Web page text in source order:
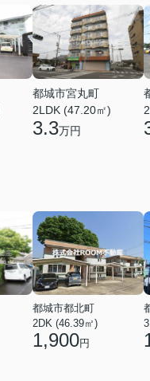
都城市宮丸町
2LDK (47.20㎡)
3.3万円
都城市都北町
2DK (46.39㎡)
1,900円